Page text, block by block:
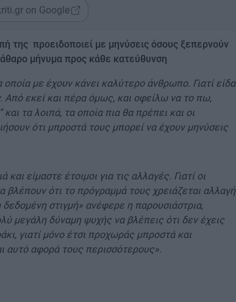
on Google
της προειδοποιεί με μηνύσεις όσους ξεπερνούν
μήνυμα προς κάθε κατεύθυνση
με έχουν κάνει καλύτερο άνθρωπο. Γιατί είδα
εκεί και πέρα όμως, και οφείλω να το πω,
τα λοιπά, τα οποία πια θα πρέπει και οι
ότι μπροστά τους μπορεί να έχουν μηνύσεις
είμαστε έτοιμοι για τις αλλαγές. Γιατί οι
βλέπουν ότι το πρόγραμμά τους χρειάζεται αλλαγή
δεδομένη στιγμή» ανέφερε η παρουσιάστρια,
μεγάλη δύναμη ψυχής να βλέπεις ότι δεν έχεις
γιατί μόνο έτσι προχωράς μπροστά και
αυτό αφορά τους περισσότερους».